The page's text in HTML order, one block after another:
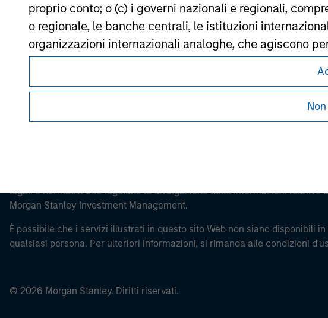
proprio conto; o (c) i governi nazionali e regionali,
o regionale, le banche centrali, le istituzioni
organizzazioni internazionali analoghe, che agiscono
Si osservi che la definizione di Investitore
paese da cui si accede al sito web.
Morgan Stanley
Morgan Stanley Careers
legali e normativi che regolano la divulgazione delle informazioni relative
Morgan Stanley Investment Management.
È possibile che i servizi illustrati in questo sito Web non siano disponibili
qualsiasi persona. Per ulteriori informazioni, si rimanda alle condizioni
© 2026 Morgan Stanley. Diritti riservati.